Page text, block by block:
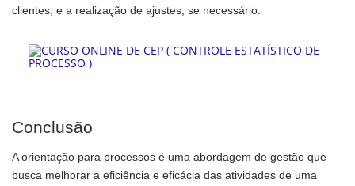
clientes, e a realização de ajustes, se necessário.
Conclusão
A orientação para processos é uma abordagem de gestão que
busca melhorar a eficiência e eficácia das atividades de uma